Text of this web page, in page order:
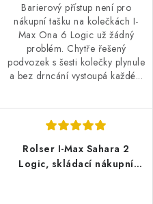
Barierový přístup není pro
nákupní tašku na kolečkách I-
Max Ona 6 Logic už žádný
problém. Chytře řešený
podvozek s šesti kolečky plynule
a bez drncání vystoupá každé...
Rolser I-Max Sahara 2
Logic, skládací nákupní